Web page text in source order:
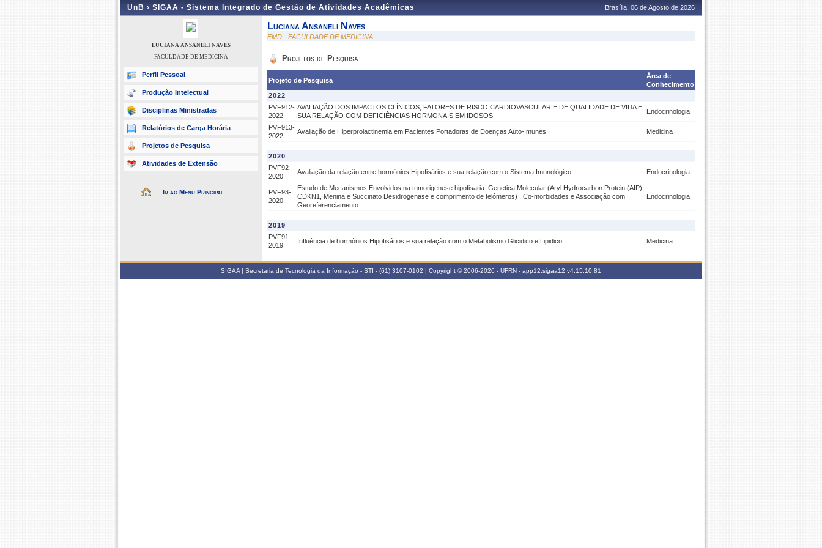
UnB › SIGAA - Sistema Integrado de Gestão de Atividades Acadêmicas Brasília, 06 de Agosto de 2026
LUCIANA ANSANELI NAVES
FACULDADE DE MEDICINA
Perfil Pessoal
Produção Intelectual
Disciplinas Ministradas
Relatórios de Carga Horária
Projetos de Pesquisa
Atividades de Extensão
Ir ao Menu Principal
Luciana Ansaneli Naves
FMD - FACULDADE DE MEDICINA
Projetos de Pesquisa
Projeto de Pesquisa
Área de
Conhecimento
2022
PVF912-
2022
AVALIAÇÃO DOS IMPACTOS CLÍNICOS, FATORES DE RISCO CARDIOVASCULAR E DE QUALIDADE DE VIDA E
SUA RELAÇÃO COM DEFICIÊNCIAS HORMONAIS EM IDOSOS
Endocrinologia
PVF913-
2022
Avaliação de Hiperprolactinemia em Pacientes Portadoras de Doenças Auto-Imunes Medicina
2020
PVF92-
2020
Avaliação da relação entre hormônios Hipofisários e sua relação com o Sistema Imunológico Endocrinologia
PVF93-
2020
Estudo de Mecanismos Envolvidos na tumorigenese hipofisaria: Genetica Molecular (Aryl Hydrocarbon Protein (AIP),
CDKN1, Menina e Succinato Desidrogenase e comprimento de telômeros) , Co-morbidades e Associação com
Georeferenciamento
Endocrinologia
2019
PVF91-
2019
Influência de hormônios Hipofisários e sua relação com o Metabolismo Glicidico e Lipidico Medicina
SIGAA | Secretaria de Tecnologia da Informação - STI - (61) 3107-0102 | Copyright © 2006-2026 - UFRN - app12.sigaa12 v4.15.10.81